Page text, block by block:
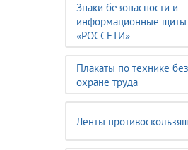
Знаки безопасности и
информационные
«РОССЕТИ»
Плакаты по технике
охране труда
Ленты